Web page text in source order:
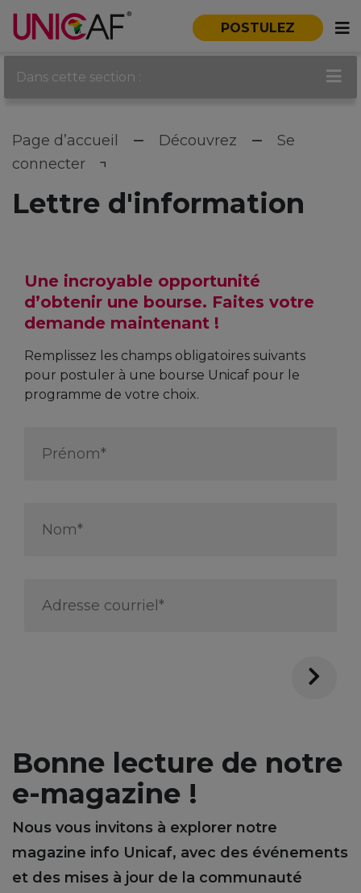
POSTULEZ
Dans cette section :
Page d’accueil Découvrez
Se
connecter
Lettre d'information
Une incroyable opportunité
d’obtenir une bourse. Faites votre
demande maintenant !
Remplissez les champs obligatoires suivants
pour postuler à une bourse Unicaf pour le
programme de votre choix.
Bonne lecture de notre
e-magazine !
Nous vous invitons à explorer notre
magazine info Unicaf, avec des événements
et des mises à jour de la communauté